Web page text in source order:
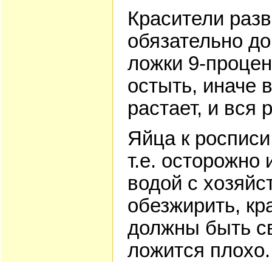
Красители
обязательно
ложки 9-
остыть, иначе
растает, и вся
Яйца к
т.е. осторожно
водой с
обезжирить,
должны быть
ложится плохо.